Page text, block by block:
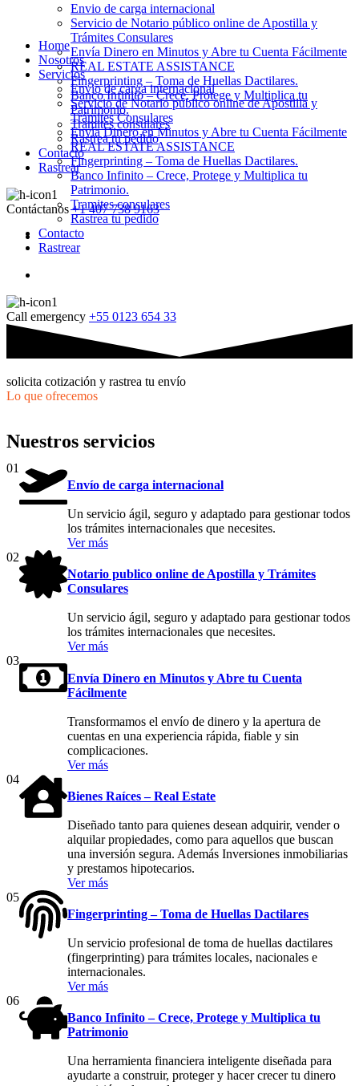
Envio de carga internacional
Servicio de Notario público online de Apostilla y
Trámites Consulares
Envía Dinero en Minutos y Abre tu Cuenta Fácilmente
REAL ESTATE ASSISTANCE
Fingerprinting – Toma de Huellas Dactilares.
Banco Infinito – Crece, Protege y Multiplica tu
Patrimonio.
Tramites consulares
Rastrea tu pedido
Contacto
Rastrear
Contáctanos +1 407 738 9163
Home
Nosotros
Servicios
Envio de carga internacional
Servicio de Notario público online de Apostilla y
Trámites Consulares
Envía Dinero en Minutos y Abre tu Cuenta Fácilmente
REAL ESTATE ASSISTANCE
Fingerprinting – Toma de Huellas Dactilares.
Banco Infinito – Crece, Protege y Multiplica tu
Patrimonio.
Tramites consulares
Rastrea tu pedido
Contacto
Rastrear
Call emergency +55 0123 654 33
solicita cotización y rastrea tu envío
Lo que ofrecemos
Nuestros servicios
01
Envío de carga internacional
Un servicio ágil, seguro y adaptado para gestionar todos
los trámites internacionales que necesites.
Ver más
02
Notario publico online de Apostilla y Trámites
Consulares
Un servicio ágil, seguro y adaptado para gestionar todos
los trámites internacionales que necesites.
Ver más
03
Envía Dinero en Minutos y Abre tu Cuenta
Fácilmente
Transformamos el envío de dinero y la apertura de
cuentas en una experiencia rápida, fiable y sin
complicaciones.
Ver más
04
Bienes Raíces – Real Estate
Diseñado tanto para quienes desean adquirir, vender o
alquilar propiedades, como para aquellos que buscan
una inversión segura. Además Inversiones inmobiliarias
y prestamos hipotecarios.
Ver más
05
Fingerprinting – Toma de Huellas Dactilares
Un servicio profesional de toma de huellas dactilares
(fingerprinting) para trámites locales, nacionales e
internacionales.
Ver más
06
Banco Infinito – Crece, Protege y Multiplica tu
Patrimonio
Una herramienta financiera inteligente diseñada para
ayudarte a construir, proteger y hacer crecer tu dinero